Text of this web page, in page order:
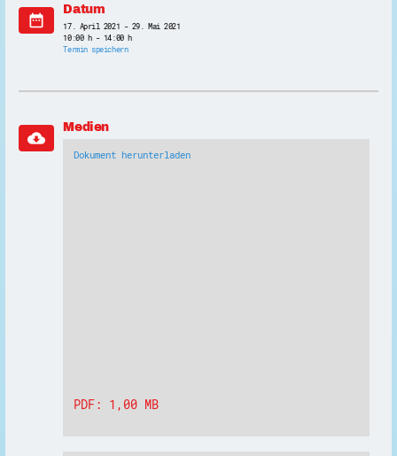
date_range
Datum
17. April 2021 - 29. Mai 2021
10:00 h - 14:00 h
Termin speichern
cloud_download
Medien
Dokument herunterladen
PDF: 1,00 MB